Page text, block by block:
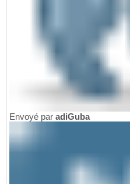
Envoyé par adiGuba